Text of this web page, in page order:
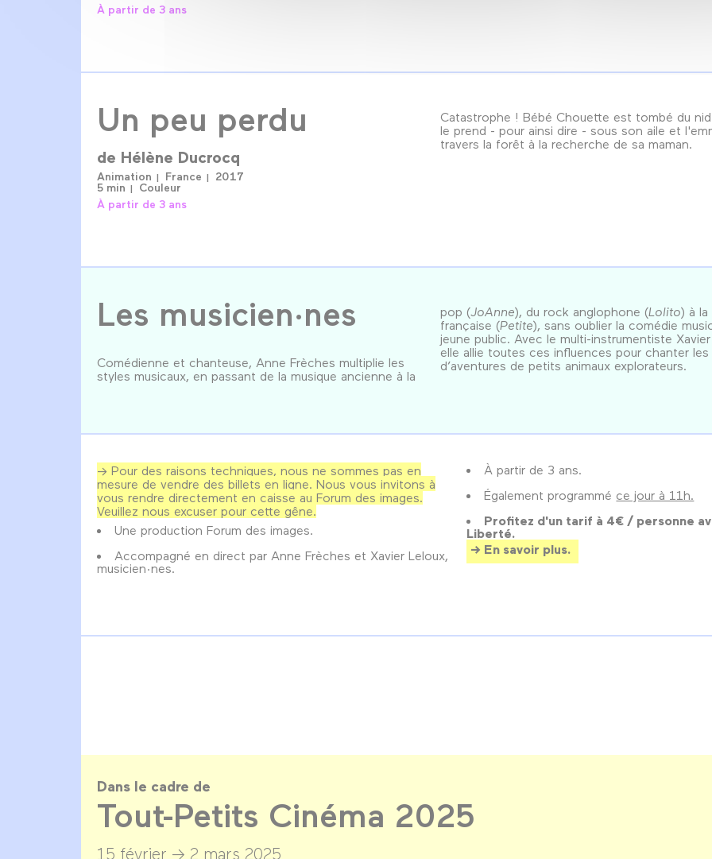
À partir de 3 ans
Un peu perdu
de Hélène Ducrocq
Animation France
2017
5 min
Couleur
À partir de 3 ans
Catastrophe ! Bébé Chouette est tombé du
le prend - pour ainsi dire - sous son aile et
travers la forêt à la recherche de sa maman.
Les musicien·nes
Comédienne et chanteuse, Anne Frèches multiplie les
styles musicaux, en passant de la musique ancienne à la
pop ( JoAnne), du rock anglophone (Lolito) à
française (Petite), sans oublier la comédie
jeune public. Avec le multi-instrumentiste
elle allie toutes ces influences pour chanter
d’aventures de petits animaux explorateurs.
→ Pour des raisons techniques, nous ne sommes pas en
mesure de vendre des billets en ligne. Nous vous invitons à
vous rendre directement en caisse au Forum des images.
Veuillez nous excuser pour cette gêne.
Une production Forum des images.
Accompagné en direct par Anne Frèches et Xavier Leloux,
musicien·nes.
À partir de 3 ans.
Également programmé ce jour à 11h.
Profitez d'un tarif à 4€ / personne
Liberté.
En savoir plus.
Dans le cadre de
Tout-Petits Cinéma 2025
15 février → 2 mars 2025